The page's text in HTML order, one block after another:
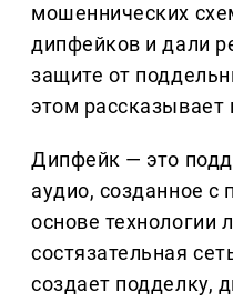
мошеннических
дипфейков и дали
защите от
этом рассказывает
Дипфейк — это
аудио, созданное
основе технологии
состязательная
создает подделку,